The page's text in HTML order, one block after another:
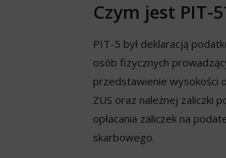
Czym jest PIT-
PIT-5 był deklaracją
osób fizycznych
przedstawienie wysokości
ZUS oraz należnej zaliczki
opłacania zaliczek na
skarbowego.